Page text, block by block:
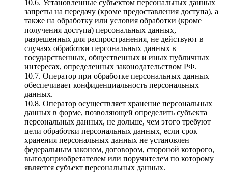
10.6. Установленные субъектом персональных данных
запреты на передачу (кроме предоставления доступа), а
также на обработку или условия обработки (кроме
получения доступа) персональных данных,
разрешенных для распространения, не действуют в
случаях обработки персональных данных в
государственных, общественных и иных публичных
интересах, определенных законодательством РФ.
10.7. Оператор при обработке персональных данных
обеспечивает конфиденциальность персональных
данных.
10.8. Оператор осуществляет хранение персональных
данных в форме, позволяющей определить субъекта
персональных данных, не дольше, чем этого требуют
цели обработки персональных данных, если срок
хранения персональных данных не установлен
федеральным законом, договором, стороной которого,
выгодоприобретателем или поручителем по которому
является субъект персональных данных.